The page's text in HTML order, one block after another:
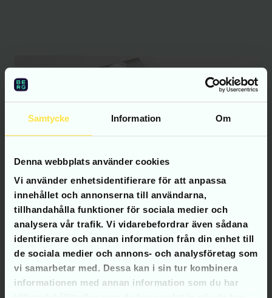
Samtycke Information Om
Denna webbplats använder cookies
Vi använder enhetsidentifierare för att anpassa
innehållet och annonserna till användarna,
tillhandahålla funktioner för sociala medier och
analysera vår trafik. Vi vidarebefordrar även sådana
identifierare och annan information från din enhet till
de sociala medier och annons- och analysföretag som
vi samarbetar med. Dessa kan i sin tur kombinera
informationen med annan information som du har